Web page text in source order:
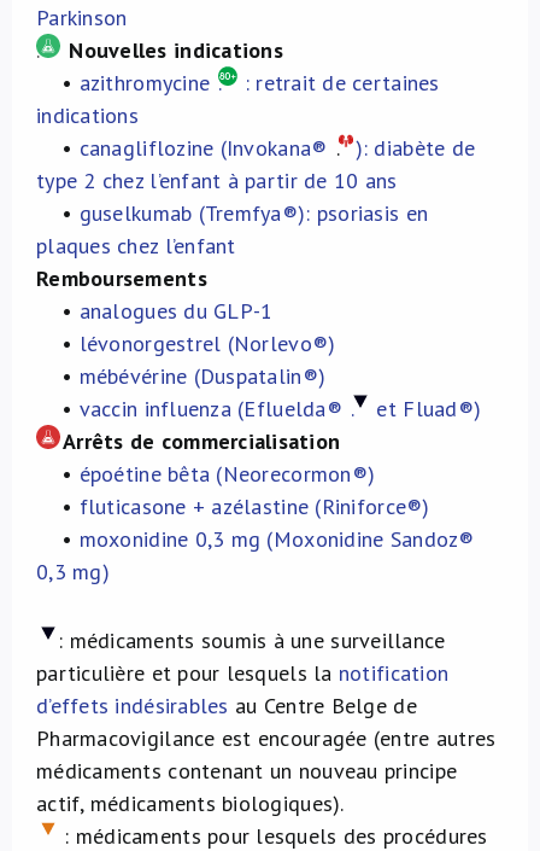
Parkinson
.
Nouvelles indications
• azithromycine .
: retrait de certaines
indications
• canagliflozine (Invokana® . ): diabète de
type 2 chez l’enfant à partir de 10 ans
• guselkumab (Tremfya®): psoriasis en
plaques chez l’enfant
Remboursements
• analogues du GLP-1
• lévonorgestrel (Norlevo®)
• mébévérine (Duspatalin®)
• vaccin influenza (Efluelda® .
et Fluad®)
Arrêts de commercialisation
• époétine bêta (Neorecormon®)
• fluticasone + azélastine (Riniforce®)
• moxonidine 0,3 mg (Moxonidine Sandoz®
0,3 mg)
: médicaments soumis à une surveillance
particulière et pour lesquels la notification
d’effets indésirables au Centre Belge de
Pharmacovigilance est encouragée (entre autres
médicaments contenant un nouveau principe
actif, médicaments biologiques).
: médicaments pour lesquels des procédures